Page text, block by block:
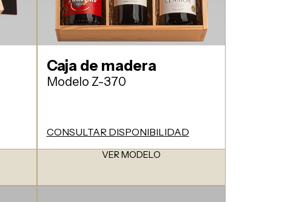
Caja de madera
Modelo Z-370
CONSULTAR DISPONIBILIDAD
VER MODELO